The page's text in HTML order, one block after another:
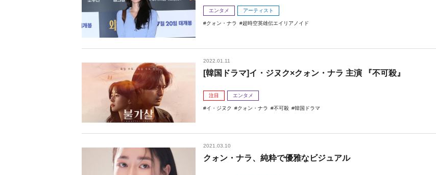
エンタメ アーティスト
クォン・ナラ 超時空英雄伝エイリアノイド
2022.01.11
[韓国ドラマ]イ・ジヌク×クォン・ナラ 主演 『不可殺』
注目 エンタメ
イ・ジヌク クォン・ナラ 不可殺 韓国ドラマ
2021.03.10
クォン・ナラ、純粋で優雅なビジュアル